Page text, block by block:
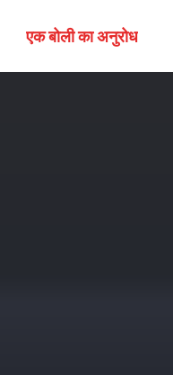
एक बोली का अनुरोध